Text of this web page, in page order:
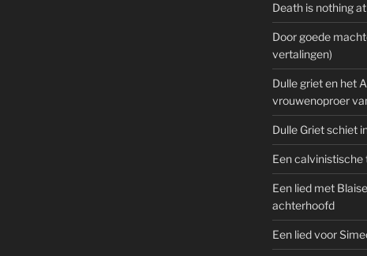
Death is nothing at
Door goede
vertalingen)
Dulle griet en het
vrouwenoproer
Dulle Griet schiet
Een
Een lied met
achterhoofd
Een lied voor